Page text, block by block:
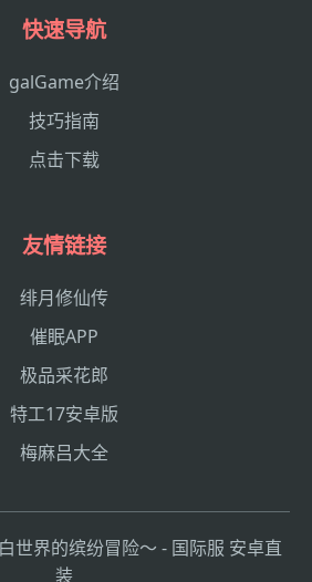
快速导航
galGame介绍
技巧指南
点击下载
友情链接
绯月修仙传
催眠APP
极品采花郎
特工17安卓版
梅麻吕大全
世界的缤纷冒险～ - 国际服 安卓直
装